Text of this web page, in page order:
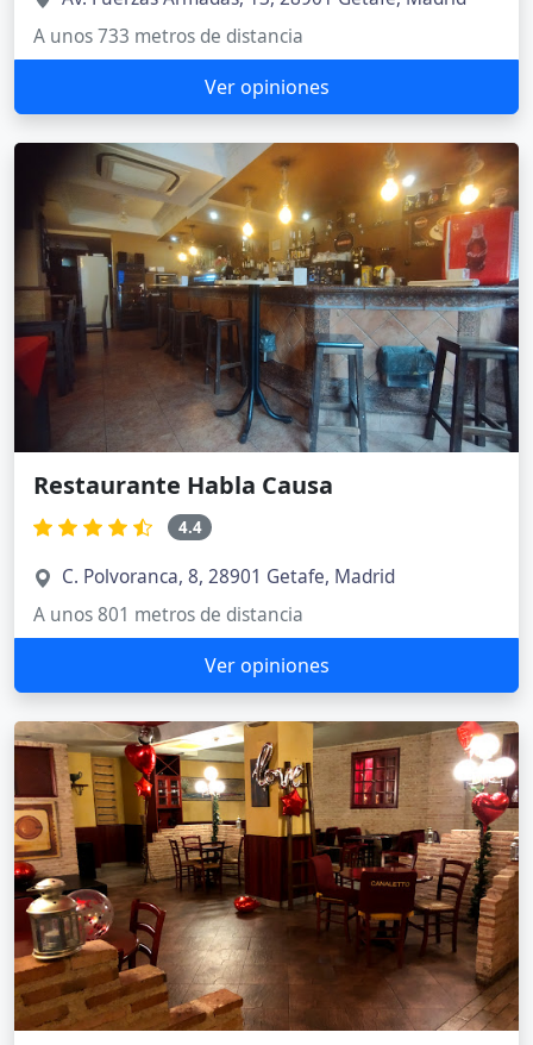
A unos 733 metros de distancia
Ver opiniones
Restaurante Habla Causa
4.4
C. Polvoranca, 8, 28901 Getafe, Madrid
A unos 801 metros de distancia
Ver opiniones